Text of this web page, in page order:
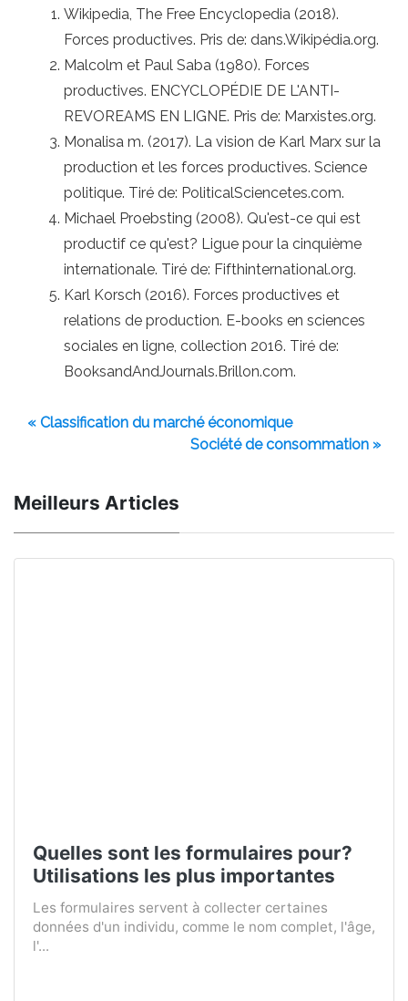
Wikipedia, The Free Encyclopedia (2018).
Forces productives. Pris de: dans.Wikipédia.org.
Malcolm et Paul Saba (1980). Forces
productives. ENCYCLOPÉDIE DE L'ANTI-
REVOREAMS EN LIGNE. Pris de: Marxistes.org.
Monalisa m. (2017). La vision de Karl Marx sur la
production et les forces productives. Science
politique. Tiré de: PoliticalSciencetes.com.
Michael Proebsting (2008). Qu'est-ce qui est
productif ce qu'est? Ligue pour la cinquième
internationale. Tiré de: Fifthinternational.org.
Karl Korsch (2016). Forces productives et
relations de production. E-books en sciences
sociales en ligne, collection 2016. Tiré de:
BooksandAndJournals.Brillon.com.
« Classification du marché économique
Société de consommation »
Meilleurs Articles
Quelles sont les formulaires pour?
Utilisations les plus importantes
Les formulaires servent à collecter certaines
données d'un individu, comme le nom complet, l'âge,
l'...